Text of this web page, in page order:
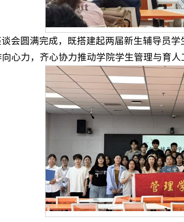
谈会圆满完成，既搭建起两届新生辅导员
心力，齐心协力推动学院学生管理与育人